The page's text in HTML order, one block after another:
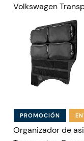
Portabicicletas eléctrico de
Volkswagen
Organizador de
PROMOCIÓN